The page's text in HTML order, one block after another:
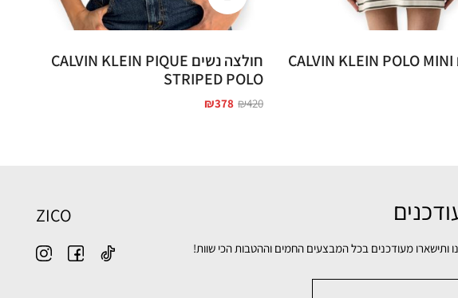
שמלה נשים CALVIN KLEIN POLO MINI
חולצה נשים CALVIN KLEIN PIQUE
STRIPED POLO
₪420
₪378
ותישארו מעודכנים בכל המבצעים החמים וההטבות הכי שוות!
ZICO